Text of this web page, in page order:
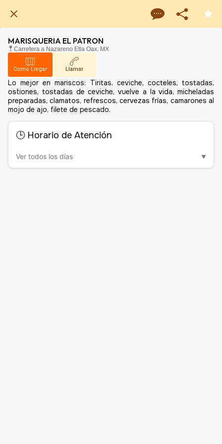
MARISQUERIA EL PATRON
Carretera a Nazareno Etla Oax. MX
Como Llegar Llamar
Lo mejor en mariscos: Tiritas, ceviche, cocteles, tostadas,
ostiones, tostadas de ceviche, vuelve a la vida, micheladas
preparadas, clamatos, refrescos, cervezas frías, camarones al
mojo de ajo, filete de pescado.
🕒 Horario de Atención
Ver todos los días ▼